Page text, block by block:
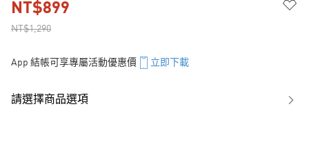
NT$1,290
NT$899
App 結帳可享專屬活動優惠價 立即下載
請選擇商品選項